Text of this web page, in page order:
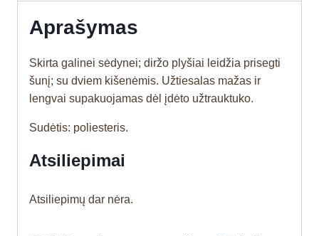
Aprašymas
Skirta galinei sėdynei; diržo plyšiai leidžia prisegti
šunį; su dviem kišenėmis. Užtiesalas mažas ir
lengvai supakuojamas dėl įdėto užtrauktuko.
Sudėtis: poliesteris.
Atsiliepimai
Atsiliepimų dar nėra.